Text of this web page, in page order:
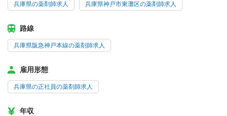
兵庫県の薬剤師求人 兵庫県神戸市東灘区の薬剤師求人
路線
兵庫県阪急神戸本線の薬剤師求人
雇用形態
兵庫県の正社員の薬剤師求人
年収